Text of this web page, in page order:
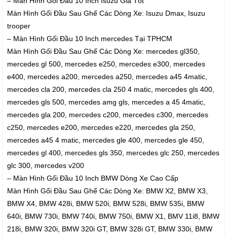
Màn Hình Gối Đầu Sau Ghế Các Dòng Xe: Isuzu Dmax, Isuzu
trooper
– Màn Hình Gối Đầu 10 Inch mercedes Tại TPHCM
Màn Hình Gối Đầu Sau Ghế Các Dòng Xe: mercedes gl350,
mercedes gl 500, mercedes e250, mercedes e300, mercedes
e400, mercedes a200, mercedes a250, mercedes a45 4matic,
mercedes cla 200, mercedes cla 250 4 matic, mercedes gls 400,
mercedes gls 500, mercedes amg gls, mercedes a 45 4matic,
mercedes gla 200, mercedes c200, mercedes c300, mercedes
c250, mercedes e200, mercedes e220, mercedes gla 250,
mercedes a45 4 matic, mercedes gle 400, mercedes gle 450,
mercedes gl 400, mercedes gls 350, mercedes glc 250, mercedes
glc 300, mercedes v200
– Màn Hình Gối Đầu 10 Inch BMW Dòng Xe Cao Cấp
Màn Hình Gối Đầu Sau Ghế Các Dòng Xe: BMW X2, BMW X3,
BMW X4, BMW 428i, BMW 520i, BMW 528i, BMW 535i, BMW
640i, BMW 730i, BMW 740i, BMW 750i, BMW X1, BMV 11i8, BMW
218i, BMW 320i, BMW 320i GT, BMW 328i GT, BMW 330i, BMW